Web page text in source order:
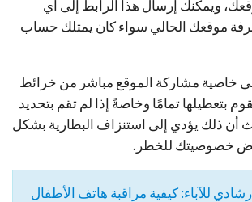
ويمكنك إرسال هذا الرابط إلى أي
موقعك الحالي سواء كان يمتلك حساب
إلى خاصية مشاركة الموقع مباشر من خرائط
بتعطيلها تمامًا وخاصةً إذا لم تقم بتحديد
أن ذلك يؤدي إلى استنزاف البطارية بشكل
خصوصيتك للخطر.
للآباء: كيفية مراقبة هاتف الأطفال